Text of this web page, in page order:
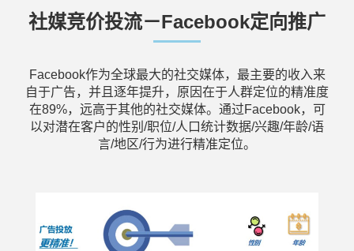
社媒竞价投流－Facebook定向推广
Facebook作为全球最大的社交媒体，最主要的收入来
自于广告，并且逐年提升，原因在于人群定位的精准度
在89%，远高于其他的社交媒体。通过Facebook，可
以对潜在客户的性别/职位/人口统计数据/兴趣/年龄/语
言/地区/行为进行精准定位。